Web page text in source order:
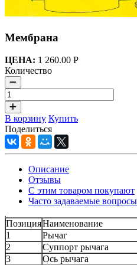
Мембрана
ЦЕНА: 1 260.00 Р
Количество
В корзину Купить
Поделиться
Описание
Отзывы
С этим товаром покупают
Часто задаваемые вопросы
ПозицияНаименование
1
Рычаг
2
Суппорт рычага
3
Ось рычага